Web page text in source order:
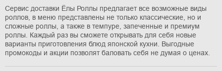
Сервис доставки Ёлы Роллы предлагает все возможные виды
роллов, в меню представлены не только классические, но и
сложные роллы, а также в темпуре, запеченные и премиум
роллы. Каждый раз вы сможете открывать для себя новые
варианты приготовления блюд японской кухни. Выгодные
промокоды и акции позволят баловать себя не думая о ценах.